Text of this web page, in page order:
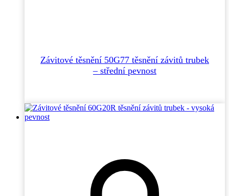
Závitové těsnění 50G77 těsnění závitů trubek
– střední pevnost